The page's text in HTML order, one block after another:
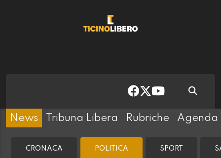
News Tribuna Libera Rubriche Agenda
CRONACA POLITICA SPORT